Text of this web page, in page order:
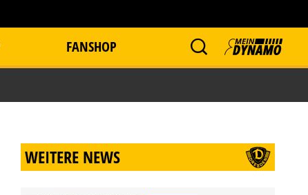
FANSHOP
WEITERE NEWS